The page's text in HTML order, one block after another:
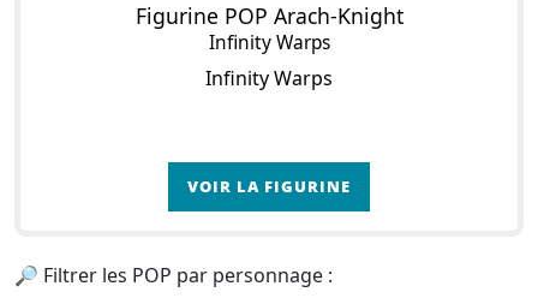
Figurine POP Arach-Knight
Infinity Warps
Infinity Warps
VOIR LA FIGURINE
🔎 Filtrer les POP par personnage :